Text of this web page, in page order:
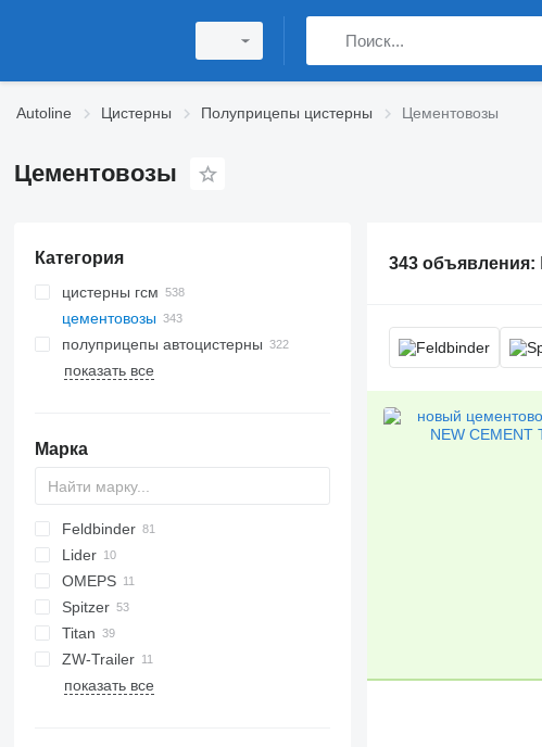
Autoline Цистерны Полуприцепы цистерны Цементовозы
Цементовозы
Категория
цистерны гсм
цементовозы
полуприцепы автоцистерны
показать все
Марка
SVM
CB
STF
Feldbinder
EUT
KIP
SSL
O-3
Lider
OMEPS
CM
Spitzer
SF
SK
Titan
ZW-Trailer
показать все
343 объявления: